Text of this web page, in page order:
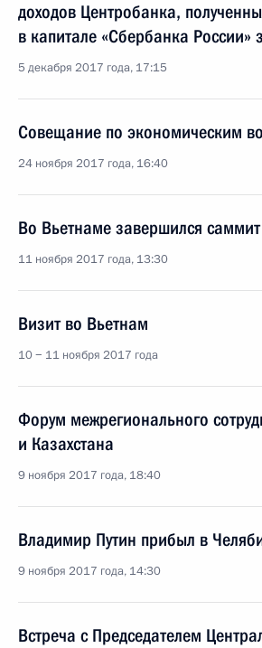
доходов Центробанка,
в капитале «Сбербанка России»
5 декабря 2017 года, 17:15
Совещание по экономическим
24 ноября 2017 года, 16:40
Во Вьетнаме завершился
11 ноября 2017 года, 13:30
Визит во Вьетнам
10 − 11 ноября 2017 года
Форум межрегионального
и Казахстана
9 ноября 2017 года, 18:40
Владимир Путин прибыл в
9 ноября 2017 года, 14:30
Встреча с Председателем